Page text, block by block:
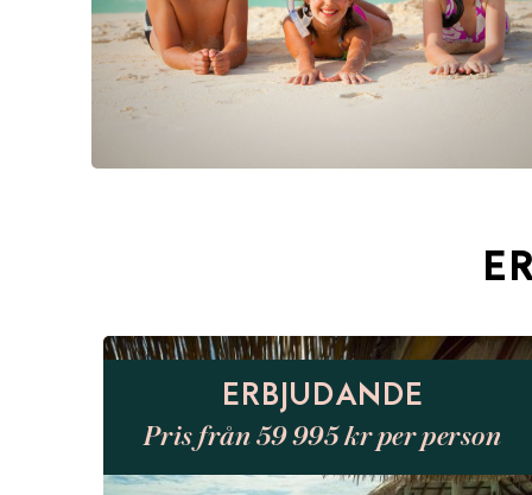
ERBJUDANDE
Pris från 59 995 kr per person